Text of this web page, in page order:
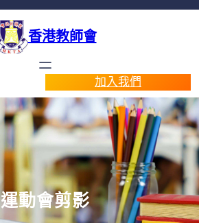
香港教師會
加入我們
運動會剪影